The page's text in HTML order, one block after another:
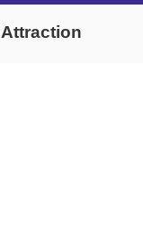
Attraction